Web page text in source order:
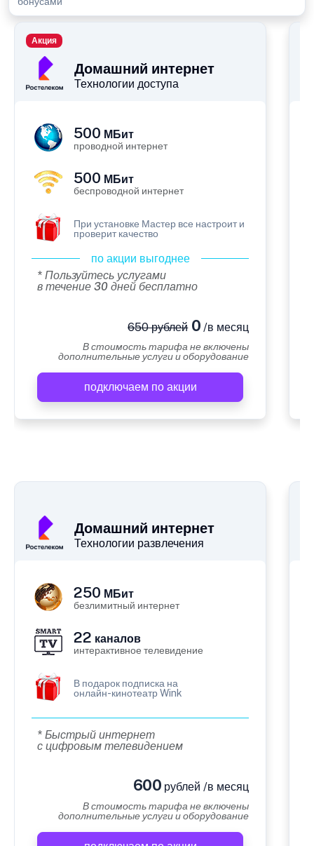
Домашний интернет
Технологии доступа
Акция
500 МБит
проводной интернет
500 МБит
беспроводной интернет
При установке Мастер все настроит и
проверит качество
по акции выгоднее
* Пользуйтесь услугами
в течение 30 дней бесплатно
650 рублей0 /в месяц
В стоимость тарифа не включены
дополнительные услуги и оборудование
подключаем по акции
Домашний интернет
Технологии развлечения
250 МБит
безлимитный интернет
22 каналов
интерактивное телевидение
В подарок подписка на
онлайн-кинотеатр Wink
* Быстрый интернет
с цифровым телевидением
600 рублей /в месяц
В стоимость тарифа не включены
дополнительные услуги и оборудование